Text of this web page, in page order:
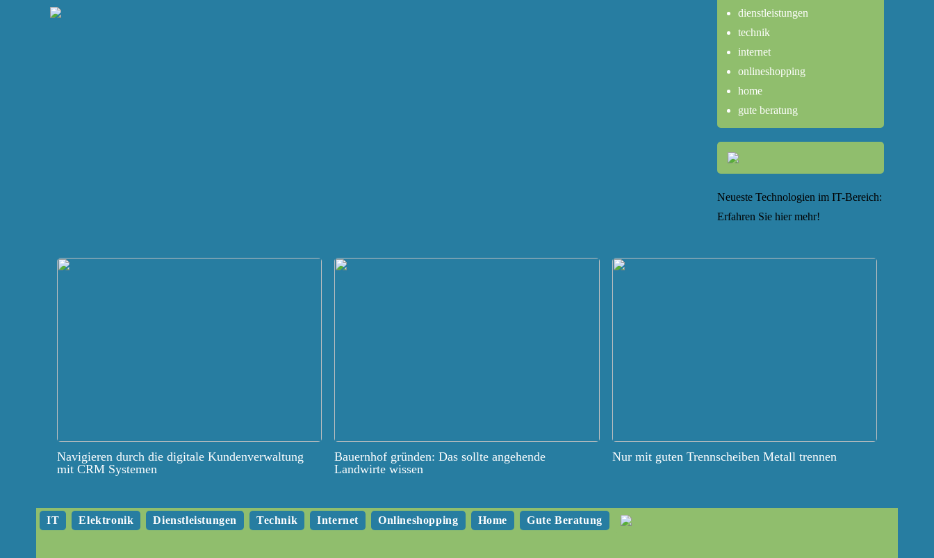
dienstleistungen
technik
internet
onlineshopping
home
gute beratung
Neueste Technologien im IT-Bereich:
Erfahren Sie hier mehr!
Navigieren durch die digitale Kundenverwaltung
mit CRM Systemen
Bauernhof gründen: Das sollte angehende
Landwirte wissen
Nur mit guten Trennscheiben Metall trennen
IT Elektronik Dienstleistungen Technik Internet Onlineshopping Home Gute Beratung